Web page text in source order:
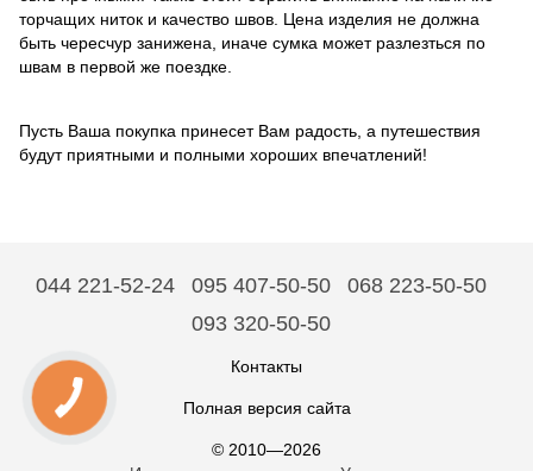
торчащих ниток и качество швов. Цена изделия не должна
быть чересчур занижена, иначе сумка может разлезться по
швам в первой же поездке.
Пусть Ваша покупка принесет Вам радость, а путешествия
будут приятными и полными хороших впечатлений!
044 221-52-24 095 407-50-50
068 223-50-50
093 320-50-50
Контакты
Полная версия сайта
© 2010—2026